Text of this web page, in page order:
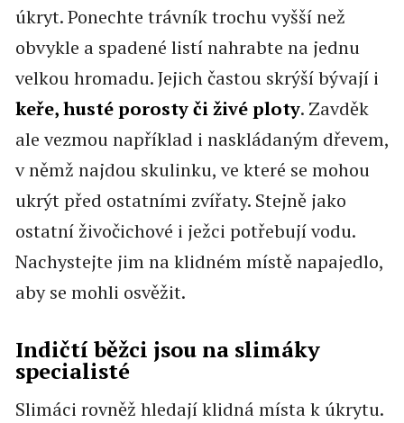
úkryt. Ponechte trávník trochu vyšší než
obvykle a spadené listí nahrabte na jednu
velkou hromadu. Jejich častou skrýší bývají i
keře, husté porosty či živé ploty. Zavděk
ale vezmou například i naskládaným dřevem,
v němž najdou skulinku, ve které se mohou
ukrýt před ostatními zvířaty. Stejně jako
ostatní živočichové i ježci potřebují vodu.
Nachystejte jim na klidném místě napajedlo,
aby se mohli osvěžit.
Indičtí běžci jsou na slimáky
specialisté
Slimáci rovněž hledají klidná místa k úkrytu.